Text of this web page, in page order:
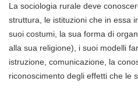
La sociologia rurale deve
struttura, le istituzioni che in essa
suoi costumi, la sua forma di
alla sua religione), i suoi modelli
istruzione, comunicazione, la
riconoscimento degli effetti che le